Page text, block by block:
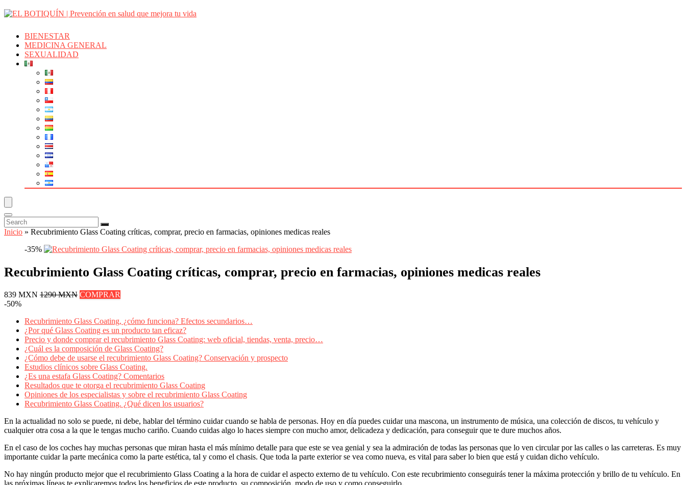
BIENESTAR
MEDICINA GENERAL
SEXUALIDAD
Inicio » Recubrimiento Glass Coating críticas, comprar, precio en farmacias, opiniones medicas reales
-35%
Recubrimiento Glass Coating críticas, comprar, precio en farmacias, opiniones medicas reales
839 MXN 1290 MXN COMPRAR
-50%
Recubrimiento Glass Coating, ¿cómo funciona? Efectos secundarios…
¿Por qué Glass Coating es un producto tan eficaz?
Precio y donde comprar el recubrimiento Glass Coating: web oficial, tiendas, venta, precio…
¿Cuál es la composición de Glass Coating?
¿Cómo debe de usarse el recubrimiento Glass Coating? Conservación y prospecto
Estudios clínicos sobre Glass Coating.
¿Es una estafa Glass Coating? Comentarios
Resultados que te otorga el recubrimiento Glass Coating
Opiniones de los especialistas y sobre el recubrimiento Glass Coating
Recubrimiento Glass Coating. ¿Qué dicen los usuarios?
En la actualidad no solo se puede, ni debe, hablar del término cuidar cuando se habla de personas. Hoy en día puedes cuidar una mascona, un instrumento de música, una colección de discos, tu vehículo y
cualquier otra cosa a la que le tengas mucho cariño. Cuando cuidas algo lo haces siempre con mucho amor, delicadeza y dedicación, para conseguir que te dure muchos años.
En el caso de los coches hay muchas personas que miran hasta el más mínimo detalle para que este se vea genial y sea la admiración de todas las personas que lo ven circular por las calles o las carreteras. Es muy
importante cuidar la parte mecánica como la parte estética, tal y como el chasis. Que toda la parte exterior se vea como nueva, es vital para saber lo bien que está y cuidan dicho vehículo.
No hay ningún producto mejor que el recubrimiento Glass Coating a la hora de cuidar el aspecto externo de tu vehículo. Con este recubrimiento conseguirás tener la máxima protección y brillo de tu vehículo. En